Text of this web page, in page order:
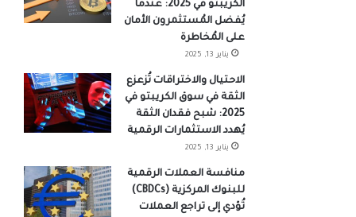
الكريبتو في 2025: عندما
يُفضل المُستثمرون الأمان
على المُخاطرة
يناير 13, 2025
الاحتيال والاختراقات تُزعزع
الثقة في سوق الكريبتو في
2025: شبح فقدان الثقة
يُهدد الاستثمارات الرقمية
يناير 13, 2025
منافسة العملات الرقمية
للبنوك المركزية (CBDCs)
تُؤدي إلى تراجع العملات